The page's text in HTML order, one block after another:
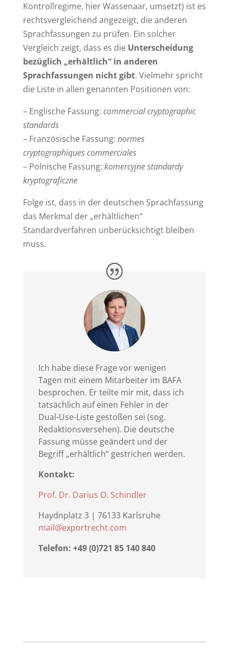
Kontrollregime, hier Wassenaar, umsetzt) ist es
rechtsvergleichend angezeigt, die anderen
Sprachfassungen zu prüfen. Ein solcher
Vergleich zeigt, dass es die Unterscheidung
bezüglich „erhältlich“ in anderen
Sprachfassungen nicht gibt. Vielmehr spricht
die Liste in allen genannten Positionen von:
– Englische Fassung: commercial cryptographic
standards
– Französische Fassung: normes
cryptographiques commerciales
– Polnische Fassung: komercyjne standardy
kryptograficzne
Folge ist, dass in der deutschen Sprachfassung
das Merkmal der „erhältlichen“
Standardverfahren unberücksichtigt bleiben
muss.
Ich habe diese Frage vor wenigen
Tagen mit einem Mitarbeiter im BAFA
besprochen. Er teilte mir mit, dass ich
tatsächlich auf einen Fehler in der
Dual-Use-Liste gestoßen sei (sog.
Redaktionsversehen). Die deutsche
Fassung müsse geändert und der
Begriff „erhältlich“ gestrichen werden.
Kontakt:
Prof. Dr. Darius O. Schindler
Haydnplatz 3 | 76133 Karlsruhe
mail@exportrecht.com
Telefon: +49 (0)721 85 140 840